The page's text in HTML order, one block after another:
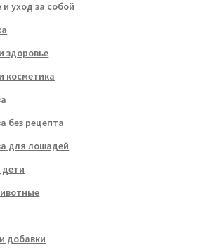
уход за собой
здоровье
косметика
без рецепта
для лошадей
добавки